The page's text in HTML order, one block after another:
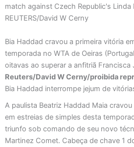
Bia Haddad cravou a primeira vitória
temporada no WTA de Oeiras
oitavas ao superar a anfitriã
Reuters/David W Cerny/proibida
Bia Haddad interrompe jejum de
A paulista Beatriz Haddad Maia
em estreias de simples desta
triunfo sob comando de seu novo
Martinez Comet. Cabeça de chave 1